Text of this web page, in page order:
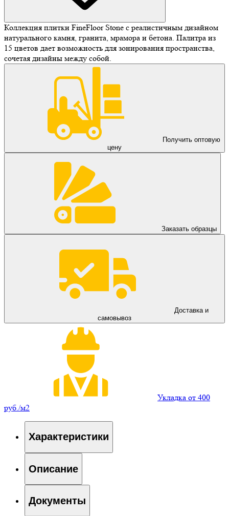
Коллекция плитки FineFloor Stone с реалистичным дизайном
натурального камня, гранита, мрамора и бетона. Палитра из
15 цветов дает возможность для зонирования пространства,
сочетая дизайны между собой.
Получить оптовую
цену
Заказать образцы
Доставка и
самовывоз
Укладка от 400
руб./м2
Характеристики
Описание
Документы